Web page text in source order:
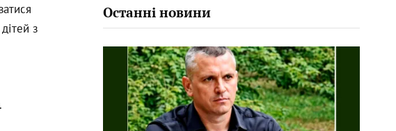
з
Останні новини